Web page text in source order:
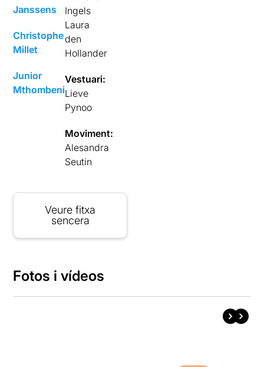
Janssens
Christophe
Millet
Junior
Mthombeni
Ingels
Laura
den
Hollander
Vestuari:
Lieve
Pynoo
Moviment:
Alesandra
Seutin
Veure fitxa
sencera
Fotos i vídeos